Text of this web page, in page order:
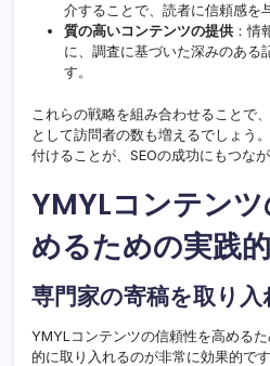
介することで、読者に信頼感を
質の高いコンテンツの提供 ：情
に、調査に基づいた深みのある
す。
これらの戦略を組み合わせることで
として訪問者の数も増えるでしょう
付けることが、SEOの成功にもつなが
YMYLコンテン
めるための実践
専門家の寄稿を取り入
YMYLコンテンツの信頼性を高める
的に取り入れるのが非常に効果的で